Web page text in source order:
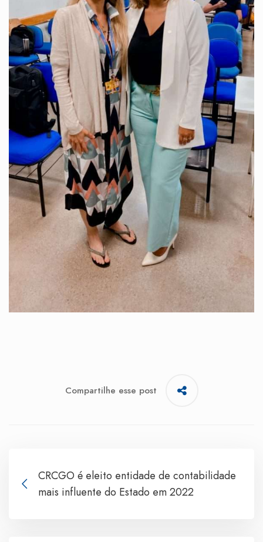
Compartilhe esse post
CRCGO é eleito entidade de contabilidade
mais influente do Estado em 2022